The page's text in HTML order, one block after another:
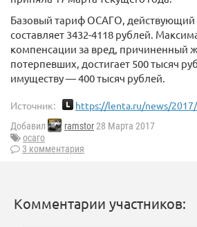
Базовый тариф ОСАГО, действующий
составляет 3432-4118 рублей.
компенсации за вред, причиненный
потерпевших, достигает 500 тысяч
имуществу — 400 тысяч рублей.
Источник: https://lenta.ru/news/
Добавил ramstor28 Марта 2017
осаго
3 комментария
Комментарии участников: